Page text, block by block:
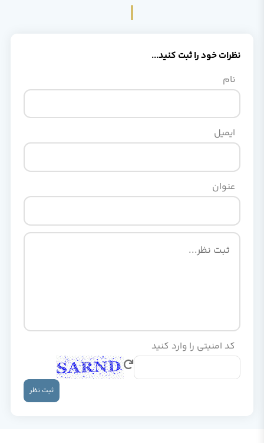
نظرات خود را ثبت کنید...
نام
ایمیل
عنوان
کد امنیتی را وارد کنید
ثبت نظر